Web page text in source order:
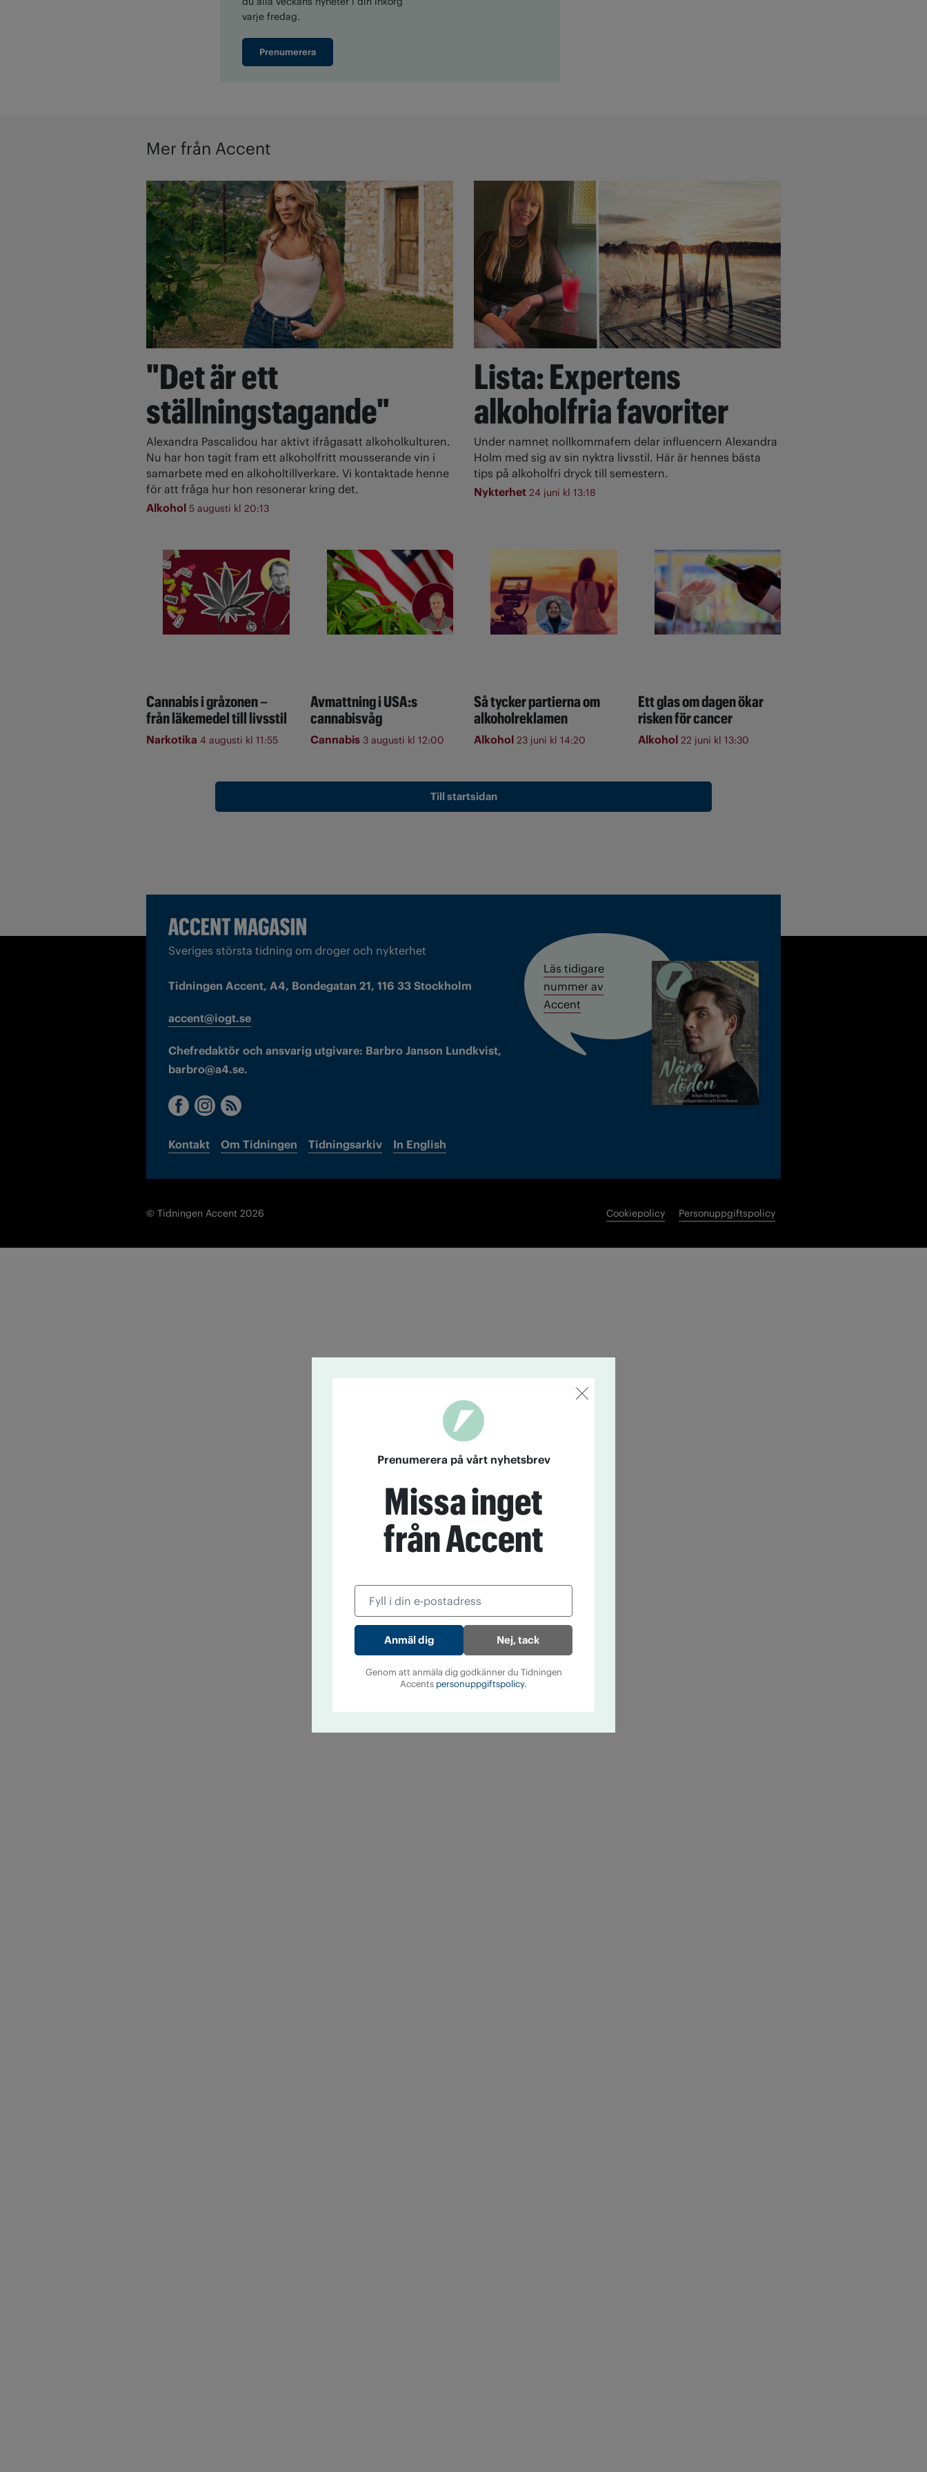
varje fredag.
Prenumerera
Mer från Accent
"Det är ett
ställningstagande"
Alexandra Pascalidou har aktivt ifrågasatt alkoholkulturen.
Nu har hon tagit fram ett alkoholfritt mousserande vin i
samarbete med en alkoholtillverkare. Vi kontaktade henne
för att fråga hur hon resonerar kring det.
Alkohol 5 augusti kl 20:13
Cannabis i gråzonen –
från läkemedel till livsstil
Narkotika 4 augusti kl 11:55
Avmattning i USA:s
cannabisvåg
Cannabis 3 augusti kl 12:00
Lista: Expertens
alkoholfria favoriter
Under namnet nollkommafem delar influencern Alexandra
Holm med sig av sin nyktra livsstil. Här är hennes bästa
tips på alkoholfri dryck till semestern.
Nykterhet 24 juni kl 13:18
Så tycker partierna om
alkoholreklamen
Alkohol 23 juni kl 14:20
Ett glas om dagen ökar
risken för cancer
Alkohol 22 juni kl 13:30
Till startsidan
Sveriges största tidning om droger och nykterhet
Tidningen Accent, A4, Bondegatan 21, 116 33 Stockholm
accent@iogt.se
Chefredaktör och ansvarig utgivare: Barbro Janson Lundkvist,
barbro@a4.se.
Kontakt Om Tidningen Tidningsarkiv In English
Läs tidigare
nummer av
Accent
© Tidningen Accent 2026 Cookiepolicy Personuppgiftspolicy
Prenumerera på vårt nyhetsbrev
Missa inget
från Accent
Nej, tack
Genom att anmäla dig godkänner du Tidningen
Accents personuppgiftspolicy.